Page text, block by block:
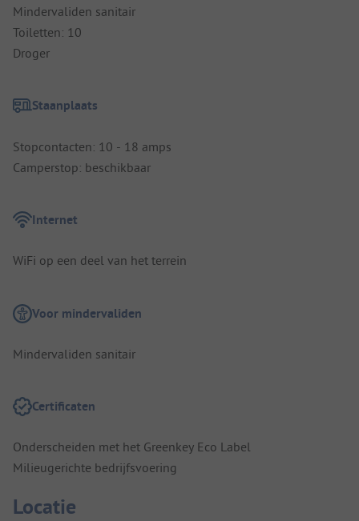
Mindervaliden sanitair
Toiletten: 10
Droger
Staanplaats
Stopcontacten: 10 - 18 amps
Camperstop: beschikbaar
Internet
WiFi op een deel van het terrein
Voor mindervaliden
Mindervaliden sanitair
Certificaten
Onderscheiden met het Greenkey Eco Label
Milieugerichte bedrijfsvoering
Locatie